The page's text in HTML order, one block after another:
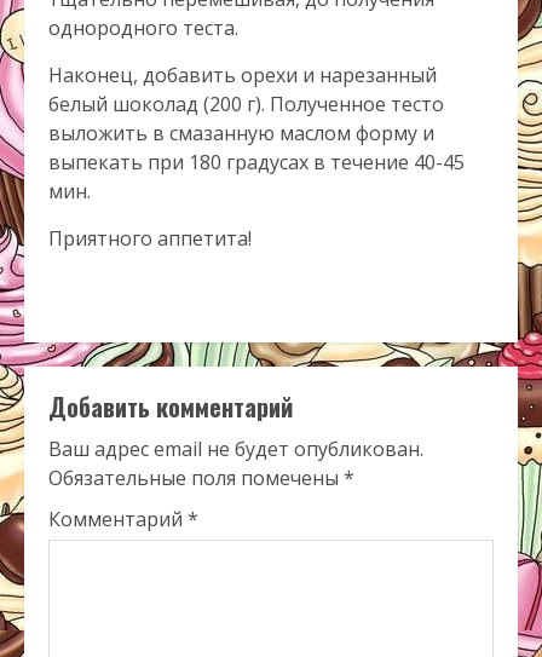
однородного теста.
Наконец, добавить орехи и нарезанный
белый шоколад (200 г). Полученное тесто
выложить в смазанную маслом форму и
выпекать при 180 градусах в течение 40-45
мин.
Приятного аппетита!
Добавить комментарий
Ваш адрес email не будет опубликован.
Обязательные поля помечены *
Комментарий *